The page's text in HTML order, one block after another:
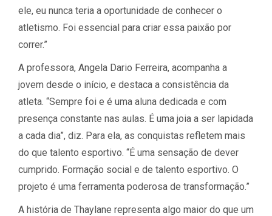
ele, eu nunca teria a oportunidade de conhecer o
atletismo. Foi essencial para criar essa paixão por
correr.”
A professora, Angela Dario Ferreira, acompanha a
jovem desde o início, e destaca a consistência da
atleta. “Sempre foi e é uma aluna dedicada e com
presença constante nas aulas. É uma joia a ser lapidada
a cada dia”, diz. Para ela, as conquistas refletem mais
do que talento esportivo. “É uma sensação de dever
cumprido. Formação social e de talento esportivo. O
projeto é uma ferramenta poderosa de transformação.”
A história de Thaylane representa algo maior do que um